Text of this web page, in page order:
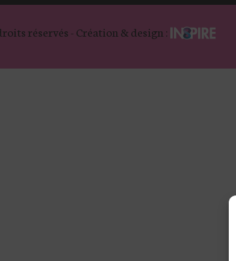
réservés - Création & design :